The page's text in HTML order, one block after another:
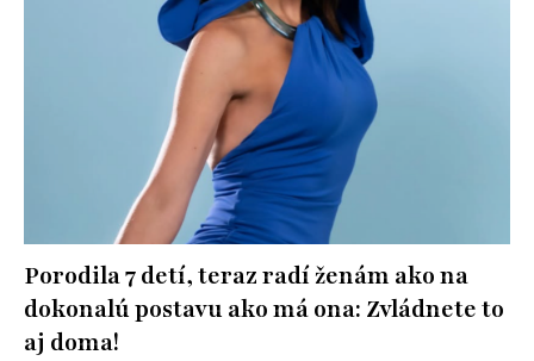
Porodila 7 detí, teraz radí ženám ako na
dokonalú postavu ako má ona: Zvládnete to
aj doma!